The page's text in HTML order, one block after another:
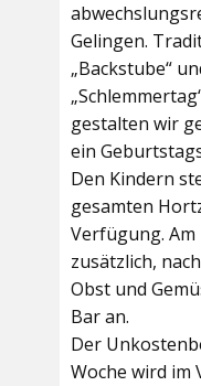
Gelingen.
„Backstube“
gestalten wir
ein
Den Kindern
gesamten
Verfügung.
zusätzlich,
Obst und
Bar an.
Der
Woche wird im